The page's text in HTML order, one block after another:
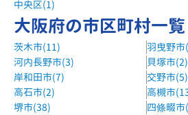
中央区(1)
大阪府の市区町村一覧
茨木市(11)
羽曳野市
河内長野市(3)
貝塚市(2)
岸和田市(7)
交野市(5)
高石市(2)
高槻市
堺市(38)
四條畷市